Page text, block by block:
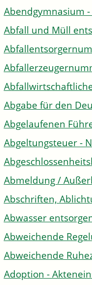
Abendgymnasium
Abfall und Müll
Abgabe für den
Abgelaufenen
Abgeltungsteuer -
Abmeldung /
Abschriften,
Abwasser
Abweichende
Abweichende
Adoption -